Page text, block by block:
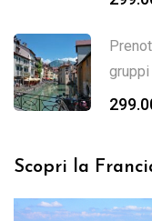
Scopri la